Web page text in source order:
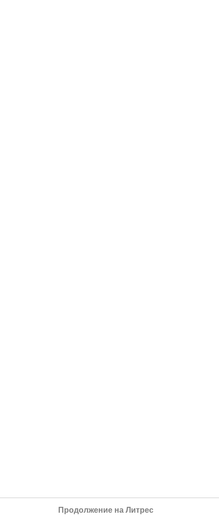
Продолжение на Литрес